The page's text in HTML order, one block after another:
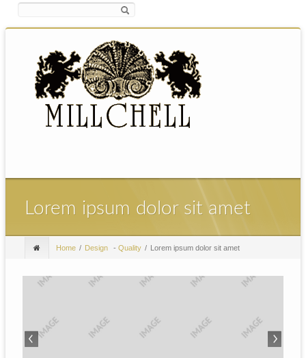
Lorem ipsum dolor sit amet
Home Design - Quality Lorem ipsum dolor sit amet